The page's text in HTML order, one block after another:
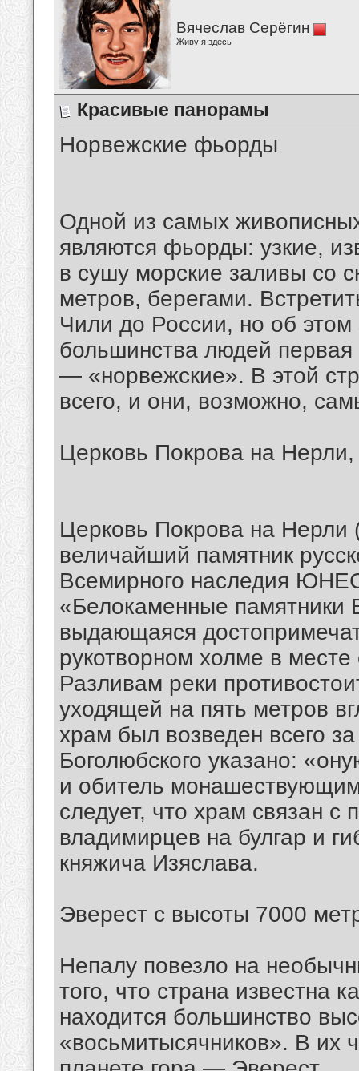
Вячеслав Серёгин
Живу я здесь
Красивые панорамы
Норвежские фьорды
Одной из самых
являются фьорды: узкие,
в сушу морские заливы со
метров, берегами.
Чили до России, но об
большинства людей
— «норвежские». В этой
всего, и они, возможно,
Церковь Покрова на
Церковь Покрова на Нерли
величайший памятник
Всемирного наследия
«Белокаменные
выдающаяся
рукотворном холме в
Разливам реки
уходящей на пять метров
храм был возведен всего
Боголюбского указано:
и обитель
следует, что храм связан
владимирцев на булгар и
княжича Изяслава.
Эверест с высоты 7000
Непалу повезло на
того, что страна известна
находится большинство
«восьмитысячников». В их